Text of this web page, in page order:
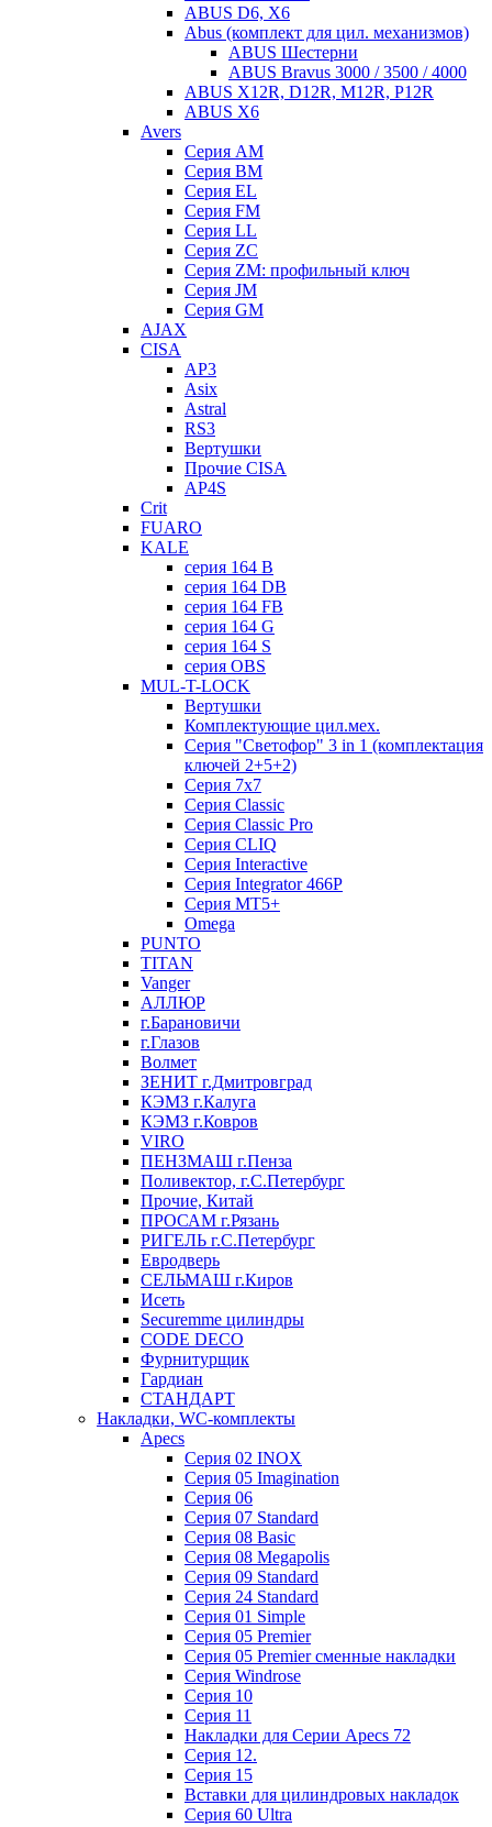
ABUS D6, X6
Abus (комплект для цил. механизмов)
ABUS Шестерни
ABUS Bravus 3000 / 3500 / 4000
ABUS X12R, D12R, M12R, P12R
ABUS X6
Avers
Серия AM
Серия BM
Серия EL
Серия FM
Серия LL
Серия ZC
Серия ZM: профильный ключ
Серия JM
Серия GM
AJAX
CISA
AP3
Asix
Astral
RS3
Вертушки
Прочие CISA
AP4S
Crit
FUARO
KALE
серия 164 B
серия 164 DB
серия 164 FB
серия 164 G
серия 164 S
серия OBS
MUL-T-LOCK
Вертушки
Комплектующие цил.мех.
Серия "Светофор" 3 in 1 (комплектация
ключей 2+5+2)
Серия 7х7
Серия Classic
Серия Classic Pro
Серия CLIQ
Серия Interactive
Серия Integrator 466P
Серия MT5+
Omega
PUNTO
TITAN
Vanger
АЛЛЮР
г.Барановичи
г.Глазов
Волмет
ЗЕНИТ г.Дмитровград
КЭМЗ г.Калуга
КЭМЗ г.Ковров
VIRO
ПЕНЗМАШ г.Пенза
Поливектор, г.С.Петербург
Прочие, Китай
ПРОСАМ г.Рязань
РИГЕЛЬ г.С.Петербург
Евродверь
СЕЛЬМАШ г.Киров
Исеть
Securemme цилиндры
CODE DECO
Фурнитурщик
Гардиан
СТАНДАРТ
Накладки, WC-комплекты
Apecs
Cерия 02 INOX
Cерия 05 Imagination
Cерия 06
Cерия 07 Standard
Cерия 08 Basic
Cерия 08 Megapolis
Cерия 09 Standard
Cерия 24 Standard
Серия 01 Simple
Серия 05 Premier
Серия 05 Premier сменные накладки
Cерия Windrose
Серия 10
Серия 11
Накладки для Серии Apecs 72
Серия 12.
Серия 15
Вставки для цилиндровых накладок
Серия 60 Ultra